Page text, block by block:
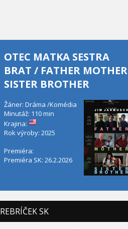
OTEC MATKA SESTRA
BRAT / FATHER MOTHER
SISTER BROTHER
Žáner: Dráma /Komédia
Minutáž: 110 min
Krajina:
Rok výroby: 2025
Premiéra:
Premiéra SK: 26.2.2026
REBRÍČEK SK